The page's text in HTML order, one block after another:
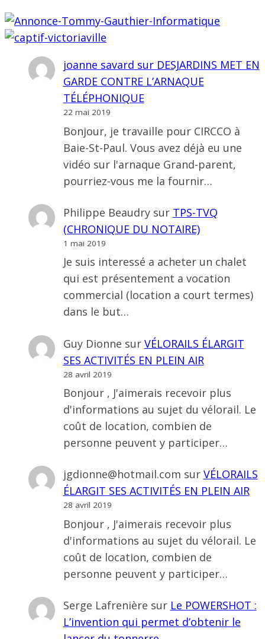
joanne savard sur DESJARDINS MET EN
GARDE CONTRE L’ARNAQUE
TÉLÉPHONIQUE
22 mai 2019
Bonjour, je travaille pour CIRCCO à
Baie-St-Paul. Vous avez déjà eu une
vidéo sur l'arnaque Grand-parent,
pourriez-vous me la fournir…
Philippe Beaudrysur TPS-TVQ
(CHRONIQUE DU NOTAIRE)
1 mai 2019
Je suis interessé a acheter un chalet
qui est présentement a vocation
commercial (location a court termes)
dans le but…
Guy Dionne sur VÉLORAILS ÉLARGIT
SES ACTIVITÉS EN PLEIN AIR
28 avril 2019
Bonjour , J'aimerais recevoir plus
d'informations au sujet du vélorail. Le
coût de location, combien de
personne peuvent y participer…
jgdionne@hotmail.com sur VÉLORAILS
ÉLARGIT SES ACTIVITÉS EN PLEIN AIR
28 avril 2019
Bonjour , J'aimerais recevoir plus
d'informations au sujet du vélorail. Le
coût de location, combien de
personne peuvent y participer…
Serge Lafrenière sur Le POWERSHOT :
L’invention qui permet d’obtenir le